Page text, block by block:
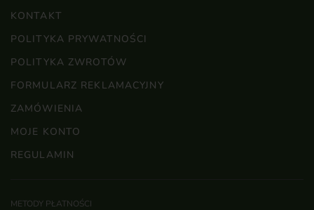
KONTAKT
POLITYKA PRYWATNOŚCI
POLITYKA ZWROTÓW
FORMULARZ REKLAMACYJNY
ZAMÓWIENIA
MOJE KONTO
REGULAMIN
METODY PŁATNOŚCI